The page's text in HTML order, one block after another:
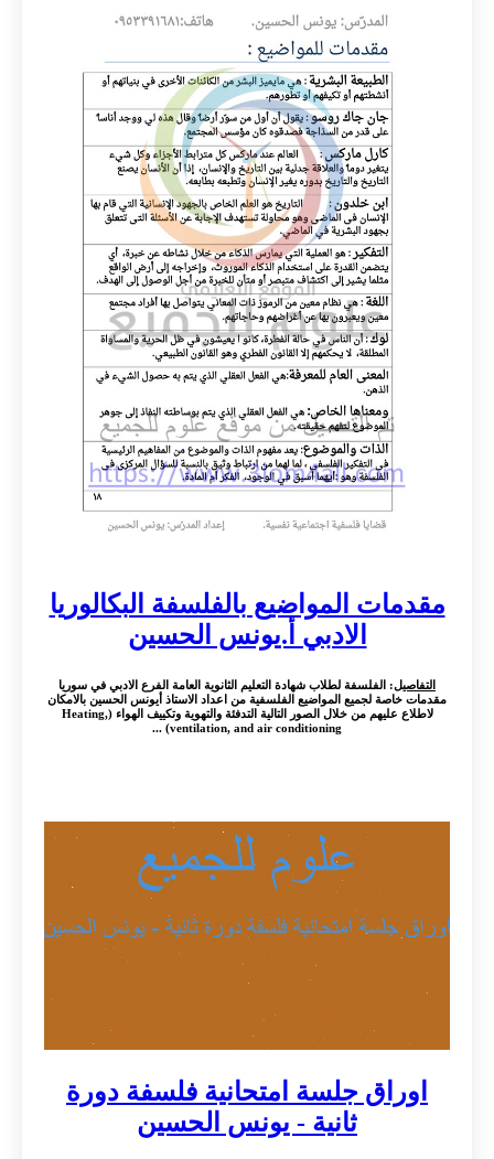
مقدمات المواضيع بالفلسفة البكالوريا
الادبي أ.يونس الحسين
التفاصيل: الفلسفة لطلاب شهادة التعليم الثانوية العامة الفرع الادبي في سوريا
مقدمات خاصة لجميع المواضيع الفلسفية من اعداد الاستاذ أيونس الحسين بالامكان
لاطلاع عليهم من خلال الصور التالية التدفئة والتهوية وتكييف الهواء (Heating,
ventilation, and air conditioning) ...
اوراق جلسة امتحانية فلسفة دورة
ثانية - يونس الحسين